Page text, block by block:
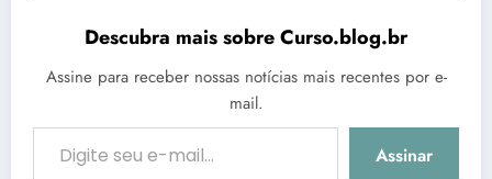
Descubra mais sobre Curso.blog.br
Assine para receber nossas notícias mais recentes por e-
mail.
Digite seu e-mail…
Assinar